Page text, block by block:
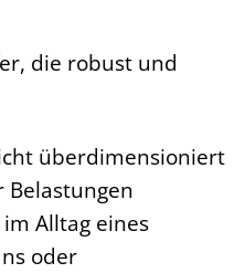
die robust und
überdimensioniert
Belastungen
Alltag eines
oder